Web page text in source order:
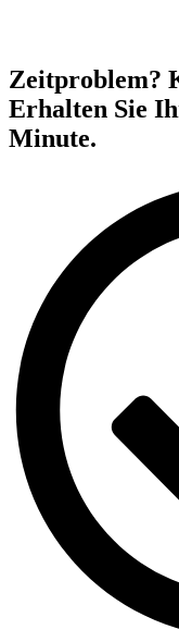
Zeitproblem?
Erhalten Sie
Minute.